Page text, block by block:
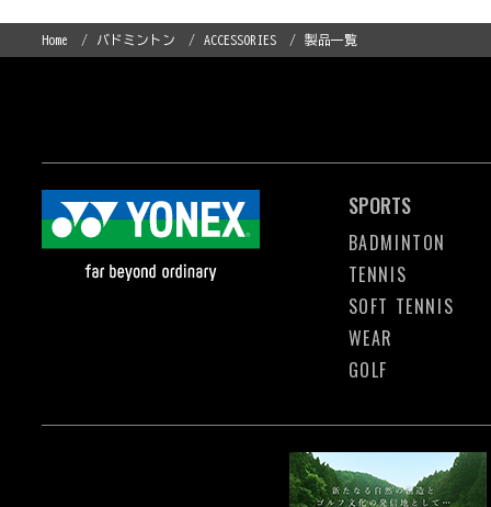
Home バドミントン ACCESSORIES 製品一覧
SPORTS
BADMINTON
TENNIS
SOFT TENNIS
WEAR
GOLF